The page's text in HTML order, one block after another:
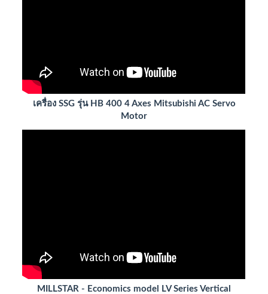
เครื่อง SSG รุ่น HB 400 4 Axes Mitsubishi AC Servo
Motor
MILLSTAR - Economics model LV Series Vertical